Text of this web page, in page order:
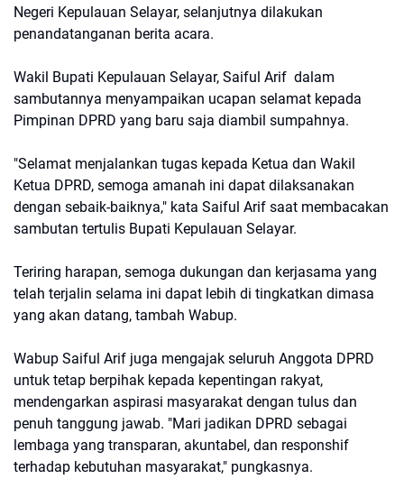
Negeri Kepulauan Selayar, selanjutnya dilakukan
penandatanganan berita acara.
Wakil Bupati Kepulauan Selayar, Saiful Arif dalam
sambutannya menyampaikan ucapan selamat kepada
Pimpinan DPRD yang baru saja diambil sumpahnya.
"Selamat menjalankan tugas kepada Ketua dan Wakil
Ketua DPRD, semoga amanah ini dapat dilaksanakan
dengan sebaik-baiknya," kata Saiful Arif saat membacakan
sambutan tertulis Bupati Kepulauan Selayar.
Teriring harapan, semoga dukungan dan kerjasama yang
telah terjalin selama ini dapat lebih di tingkatkan dimasa
yang akan datang, tambah Wabup.
Wabup Saiful Arif juga mengajak seluruh Anggota DPRD
untuk tetap berpihak kepada kepentingan rakyat,
mendengarkan aspirasi masyarakat dengan tulus dan
penuh tanggung jawab. "Mari jadikan DPRD sebagai
lembaga yang transparan, akuntabel, dan responshif
terhadap kebutuhan masyarakat," pungkasnya.